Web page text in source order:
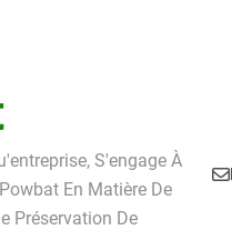
: avis complet, tarifs,
un box de stockage
S'engage À
En Matière De
Préservation De